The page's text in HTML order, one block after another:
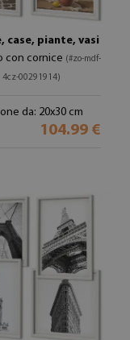
case, piante, vasi
con cornice (#zo-mdf-
4cz-00291914)
da: 20x30 cm
104.99 €